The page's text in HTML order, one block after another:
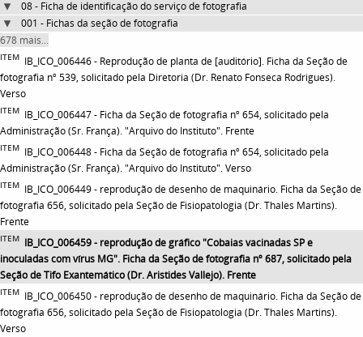
08 - Ficha de identificação do serviço de fotografia
001 - Fichas da seção de fotografia
678 mais...
ITEM IB_ICO_006446 - Reprodução de planta de [auditório]. Ficha da Seção de
fotografia nº 539, solicitado pela Diretoria (Dr. Renato Fonseca Rodrigues).
Verso
ITEM IB_ICO_006447 - Ficha da Seção de fotografia nº 654, solicitado pela
Administração (Sr. França). "Arquivo do Instituto". Frente
ITEM IB_ICO_006448 - Ficha da Seção de fotografia nº 654, solicitado pela
Administração (Sr. França). "Arquivo do Instituto". Verso
ITEM IB_ICO_006449 - reprodução de desenho de maquinário. Ficha da Seção de
fotografia 656, solicitado pela Seção de Fisiopatologia (Dr. Thales Martins).
Frente
ITEM IB_ICO_006459 - reprodução de gráfico "Cobaias vacinadas SP e
inoculadas com vírus MG". Ficha da Seção de fotografia nº 687, solicitado pela
Seção de Tifo Exantemático (Dr. Aristides Vallejo). Frente
ITEM IB_ICO_006450 - reprodução de desenho de maquinário. Ficha da Seção de
fotografia 656, solicitado pela Seção de Fisiopatologia (Dr. Thales Martins).
Verso